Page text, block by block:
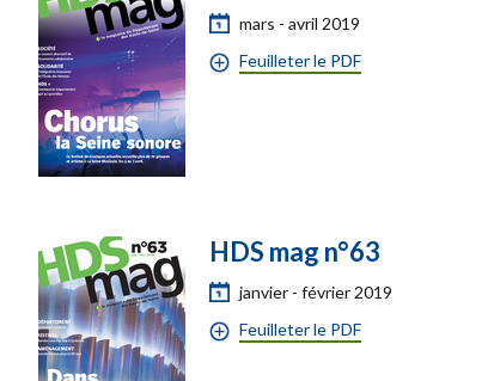
mars - avril 2019
Feuilleter le PDF
HDS mag n°63
janvier - février 2019
Feuilleter le PDF